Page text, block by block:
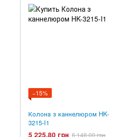
−15%
Колона з каннелюром HK-
3215-I1
5 225.80 грн 6 148.00 грн